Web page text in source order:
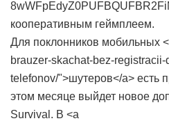
кооперативным геймплеем.
Для поклонников мобильных
brauzer-skachat-bez-registracii-
telefonov/">шутеров</a> есть
этом месяце выйдет новое
Survival. В <a